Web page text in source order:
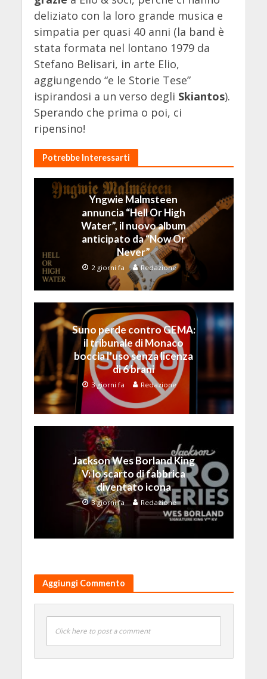
deliziato con la loro grande musica e
simpatia per quasi 40 anni (la band è
stata formata nel lontano 1979 da
Stefano Belisari, in arte Elio,
aggiungendo “e le Storie Tese”
ispirandosi a un verso degli Skiantos).
Sperando che prima o poi, ci
ripensino!
Potrebbe Interessarti
Yngwie Malmsteen
annuncia “Hell Or High
Water”, il nuovo album
anticipato da “Now Or
Never”
2 giorni fa Redazione
Suno perde contro GEMA:
il tribunale di Monaco
boccia l’uso senza licenza
di 6 brani
3 giorni fa Redazione
Jackson Wes Borland King
V: lo scarto di fabbrica
diventato icona
3 giorni fa Redazione
Aggiungi Commento
Click here to post a comment